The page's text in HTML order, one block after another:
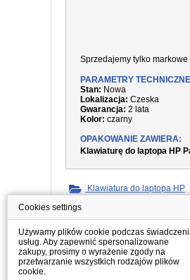
Sprzedajemy tylko
PARAMETRY
Stan: Nowa
Lokalizacja: Czeska
Gwarancja: 2 lata
Kolor: czarny
OPAKOWANIE ZAWIERA:
Klawiaturę do laptopa HP
Klawiatura do laptopa HP
Informacje
Cookies settings
Używamy plików cookie podczas
usług. Aby zapewnić spersonalizowane
zakupy, prosimy o wyrażenie zgody na
przetwarzanie wszystkich rodzajów plików
cookie.